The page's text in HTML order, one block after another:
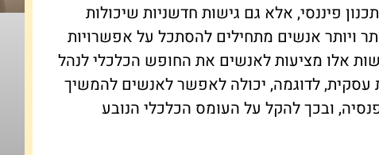
פיננסי, אלא גם גישות חדשניות שיכולות
ויותר אנשים מתחילים להסתכל על אפשרויות
אלו מציעות לאנשים את החופש הכלכלי לנהל
לדוגמה, יכולה לאפשר לאנשים להמשיך
ובכך להקל על העומס הכלכלי הנובע